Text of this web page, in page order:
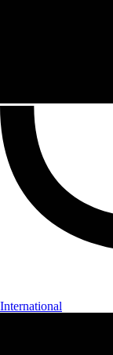
International